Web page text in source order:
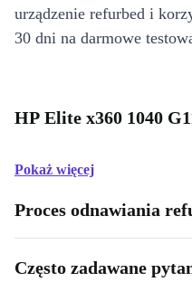
urządzenie refurbed i
30 dni na darmowe
HP Elite x360 1040
Pokaż więcej
Proces odnawiania
Często zadawane